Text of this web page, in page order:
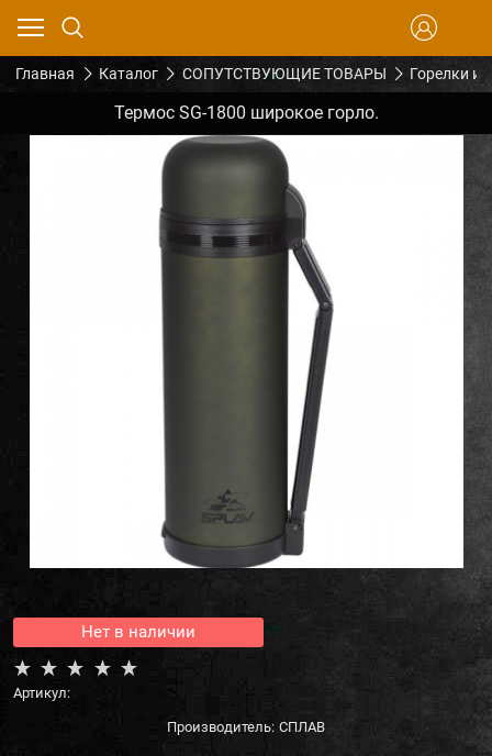
Главная Каталог СОПУТСТВУЮЩИЕ ТОВАРЫ Горелки и
Термос SG-1800 широкое горло.
Нет в наличии
Артикул:
Производитель: СПЛАВ